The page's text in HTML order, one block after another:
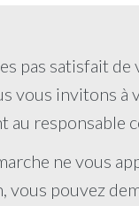
pas satisfait
vous invitons à
au responsable
ne vous
vous pouvez